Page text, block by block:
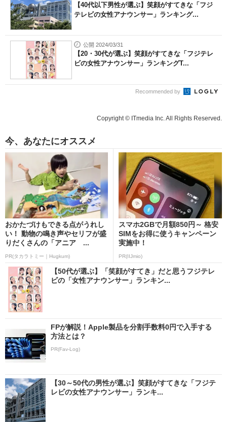
【40代以下男性が選ぶ】笑顔がすてきな「フジ
テレビの女性アナウンサー」ランキング...
公開 2024/03/31
【20・30代が選ぶ】笑顔がすてきな「フジテレ
ビの女性アナウンサー」ランキングT...
Recommended by
Copyright © ITmedia Inc. All Rights Reserved.
今、あなたにオススメ
おかたづけもできる点がうれし
い！ 動物の鳴き声やセリフが盛
りだくさんの「アニア ...
PR(タカラトミー｜Hugkum)
スマホ2GBで月額850円～ 格安
SIMをお得に使うキャンペーン
実施中！
PR(IIJmio)
【50代が選ぶ】「笑顔がすてき」だと思うフジテレ
ビの「女性アナウンサー」ランキン...
FPが解説！Apple製品を分割手数料0円で入手する
方法とは？
PR(Fav-Log)
【30～50代の男性が選ぶ】笑顔がすてきな「フジテ
レビの女性アナウンサー」ランキ...